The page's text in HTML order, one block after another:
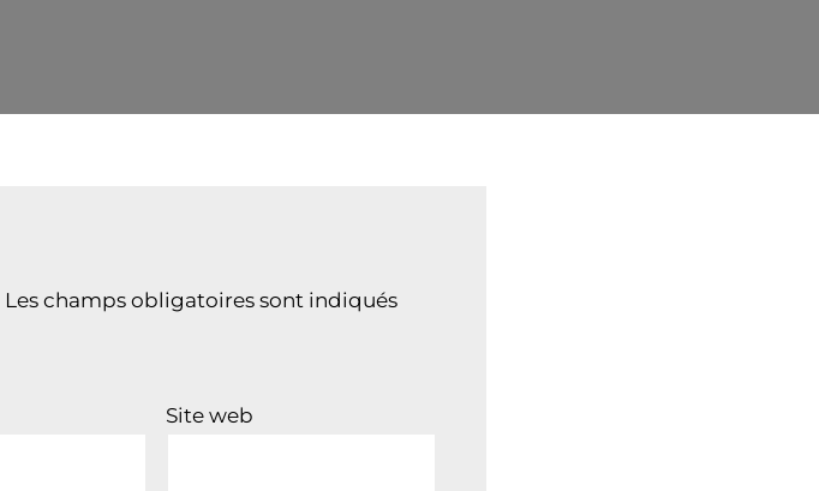
Les champs obligatoires sont indiqués
Site web